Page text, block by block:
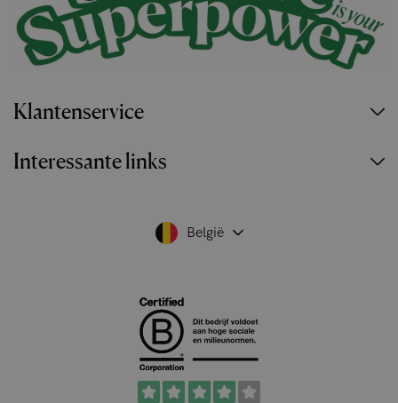
Klantenservice
Interessante links
België